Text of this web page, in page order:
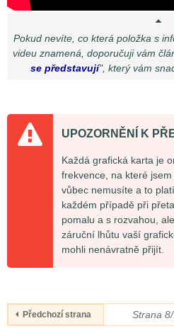
Pokud nevíte, co která položka s
videu znamená, doporučuji vám
se představují", který vám
UPOZORNĚNÍ K
Každá grafická karta je
frekvence, na které
vůbec nemusíte a to
každém případě při
pomalu a s rozvahou,
záruční lhůtu vaší
mohli nenávratně přijít.
Předchozí strana Strana